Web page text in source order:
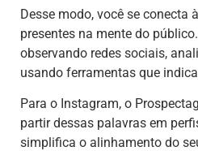
Desse modo, você se conecta
presentes na mente do
observando redes sociais,
usando ferramentas que
Para o Instagram, o
partir dessas palavras em
simplifica o alinhamento do